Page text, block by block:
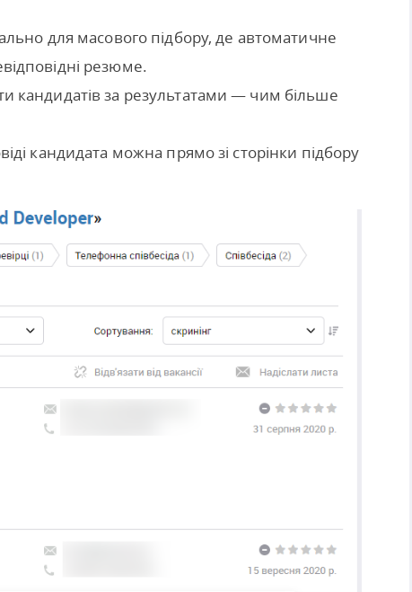
для масового підбору, де автоматичне
резюме.
кандидатів за результатами — чим більше
кандидата можна прямо зі сторінки підбору